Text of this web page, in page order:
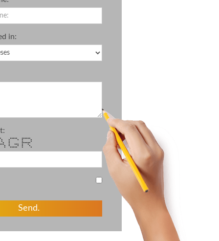
in:
******
* * * * *
* * * * *
* * * ******
* *** * *
* * * * *
***** * *
Send.